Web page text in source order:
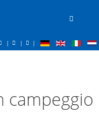
| | |
campeggio